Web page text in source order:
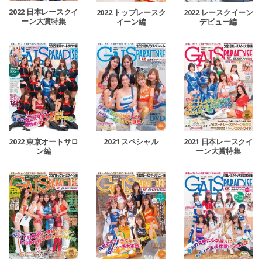
2022 日本レースクイ
ーン大賞特集
2022 トップレースク
イーン編
2022 レースクイーン
デビュー編
2022 東京オートサロ
ン編
2021 スペシャル
2021 日本レースクイ
ーン大賞特集